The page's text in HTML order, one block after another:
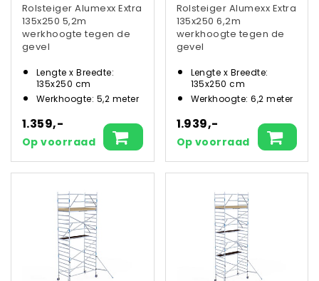
Rolsteiger Alumexx Extra
135x250 5,2m
werkhoogte tegen de
gevel
Lengte x Breedte:
135x250 cm
Werkhoogte: 5,2 meter
1.359,-
Op voorraad
Rolsteiger Alumexx Extra
135x250 6,2m
werkhoogte tegen de
gevel
Lengte x Breedte:
135x250 cm
Werkhoogte: 6,2 meter
1.939,-
Op voorraad